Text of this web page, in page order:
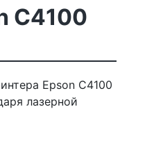
C4100
Epson C4100
лазерной